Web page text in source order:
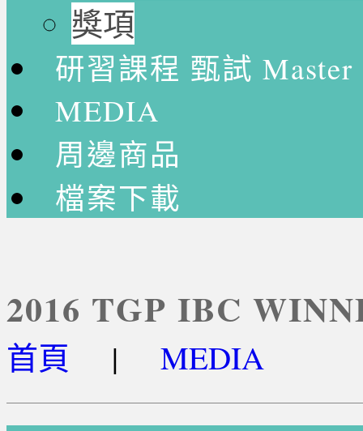
獎項
研習課程 甄試
MEDIA
周邊商品
檔案下載
2016 TGP IBC
首頁 | MEDIA